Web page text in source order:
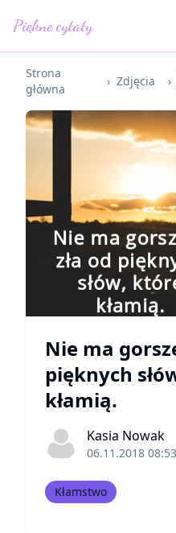
Piękne cytaty
Strona
główna
› Zdjęcia ›
Nie ma
pięknych
kłamią.
Kasia Nowak
06.11.2018 08:53
Kłamstwo